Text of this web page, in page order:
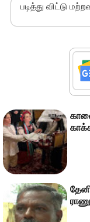
படித்து விட்டு